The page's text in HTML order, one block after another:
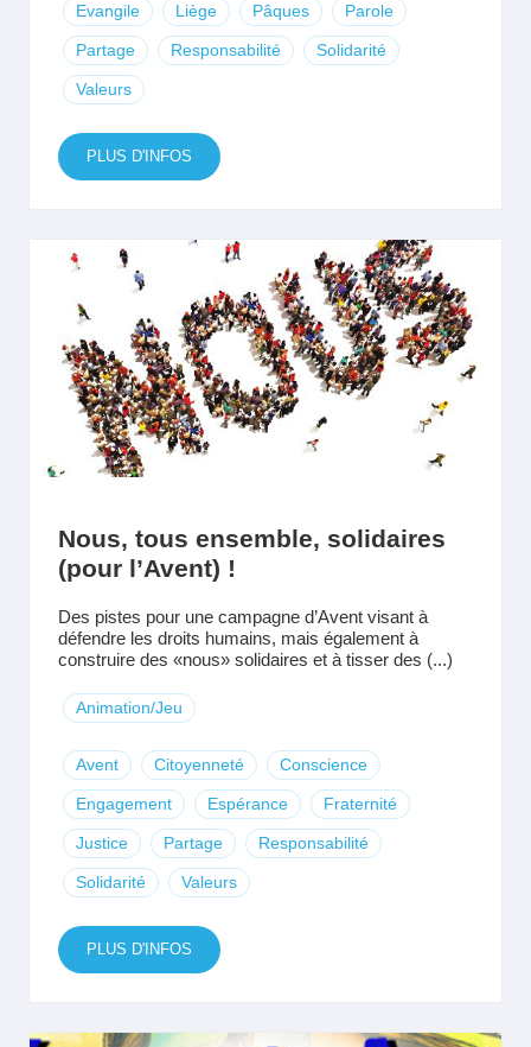
Evangile Liège Pâques Parole
Partage Responsabilité Solidarité
Valeurs
PLUS D'INFOS
Nous, tous ensemble, solidaires
(pour l’Avent) !
Des pistes pour une campagne d’Avent visant à
défendre les droits humains, mais également à
construire des «nous» solidaires et à tisser des (...)
Animation/Jeu
Avent Citoyenneté Conscience
Engagement Espérance Fraternité
Justice Partage Responsabilité
Solidarité Valeurs
PLUS D'INFOS